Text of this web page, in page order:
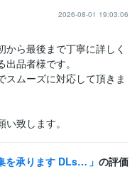
2026-08-01 19:03:06
ら最後まで丁寧に詳しく
品者様です。
スムーズに対応して頂きま
致します。
ASMR、ボイスドラマ、音声作品編集を承ります DLsite向け音声作品実積あり！ の評価